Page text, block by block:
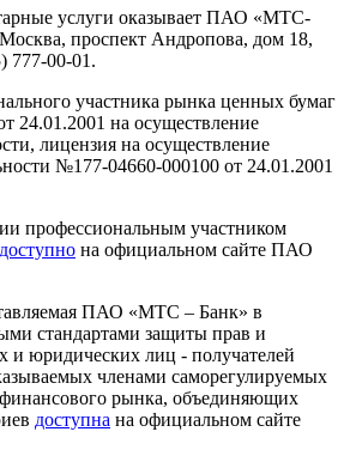
услуги оказывает ПАО «МТС-
проспект Андропова, дом 18,
777-00-01.
участника рынка ценных бумаг
24.01.2001 на осуществление
лицензия на осуществление
№177-04660-000100 от 24.01.2001
профессиональным участником
доступно на официальном сайте ПАО
ПАО «МТС – Банк» в
стандартами защиты прав и
и юридических лиц - получателей
членами саморегулируемых
рынка, объединяющих
доступна на официальном сайте